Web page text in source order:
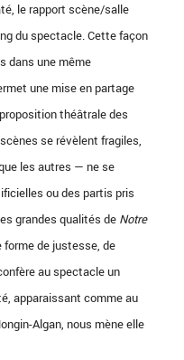
le rapport scène/salle
du spectacle. Cette façon
dans une même
une mise en partage
théâtrale des
se révèlent fragiles,
les autres — ne se
ou des partis pris
grandes qualités de Notre
de justesse, de
au spectacle un
apparaissant comme au
Algan, nous mène elle